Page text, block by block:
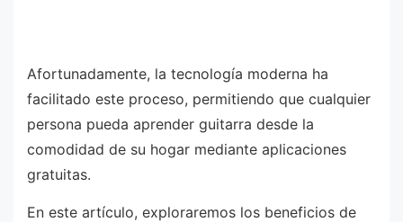
Afortunadamente, la tecnología moderna ha
facilitado este proceso, permitiendo que cualquier
persona pueda aprender guitarra desde la
comodidad de su hogar mediante aplicaciones
gratuitas.
En este artículo, exploraremos los beneficios de